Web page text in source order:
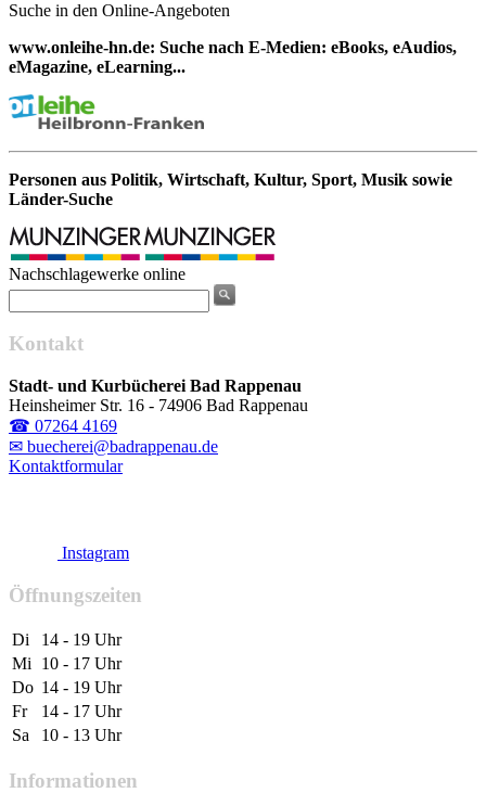
Suche in den Online-Angeboten
www.onleihe-hn.de: Suche nach E-Medien: eBooks, eAudios,
eMagazine, eLearning...
Personen aus Politik, Wirtschaft, Kultur, Sport, Musik sowie
Länder-Suche
Nachschlagewerke online
Kontakt
Stadt- und Kurbücherei Bad Rappenau
Heinsheimer Str. 16 - 74906 Bad Rappenau
☎ 07264 4169
✉ buecherei@badrappenau.de
Kontaktformular
Instagram
Öffnungszeiten
Di
14 - 19 Uhr
Mi
10 - 17 Uhr
Do 14 - 19 Uhr
Fr
14 - 17 Uhr
Sa
10 - 13 Uhr
Informationen